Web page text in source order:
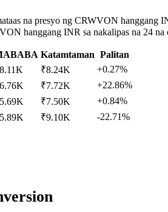
na presyo ng CRWVON
hanggang INR sa nakalipas na 24 na
Katamtaman Palitan
₹8.24K
+0.27%
₹7.72K
+22.86%
₹7.50K
+0.84%
₹9.10K -22.71%